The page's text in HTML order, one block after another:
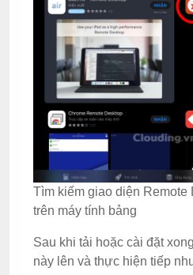
Tìm kiếm giao diện Remote
trên máy tính bảng
Sau khi tải hoặc cài đặt
này lên và thực hiện tiếp